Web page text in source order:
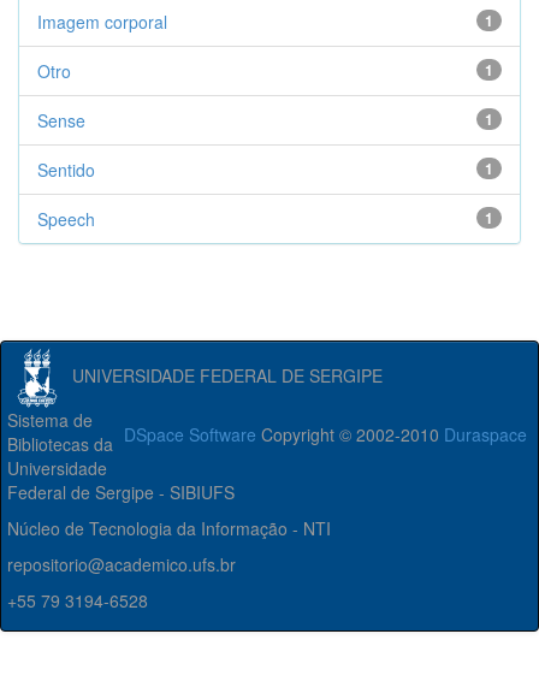
1
Imagem corporal
1
Otro
1
Sense
1
Sentido
1
Speech
UNIVERSIDADE FEDERAL DE SERGIPE
DSpace Software Copyright © 2002-2010 Duraspace
Sistema de
Bibliotecas da
Universidade
Federal de Sergipe - SIBIUFS
Núcleo de Tecnologia da Informação - NTI
repositorio@academico.ufs.br
+55 79 3194-6528